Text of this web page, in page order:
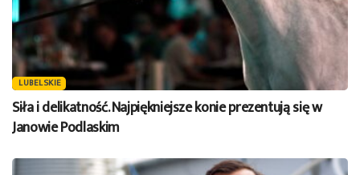
LUBELSKIE
Siła i delikatność. Najpiękniejsze konie prezentują się w
Janowie Podlaskim